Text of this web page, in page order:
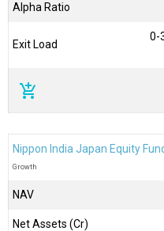
Alpha Ratio
Exit Load
0-
add_shopping_cart
Nippon India Japan Equity
Growth
NAV
Net Assets (Cr)